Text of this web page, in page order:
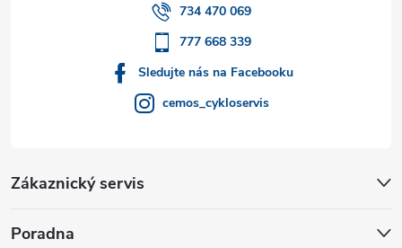
734 470 069
777 668 339
Sledujte nás na Facebooku
cemos_cykloservis
Zákaznický servis
Poradna